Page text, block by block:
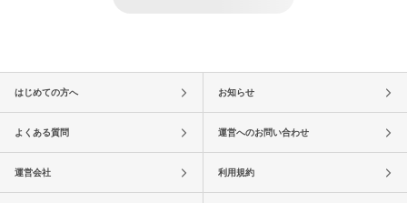
はじめての方へ お知らせ
よくある質問 運営へのお問い合わせ
運営会社 利用規約